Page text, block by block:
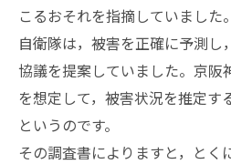
こるおそれを指摘していました。
自衛隊は，被害を正確に予測し
協議を提案していました。京阪
を想定して，被害状況を推定す
というのです。
その調査書によりますと，とく